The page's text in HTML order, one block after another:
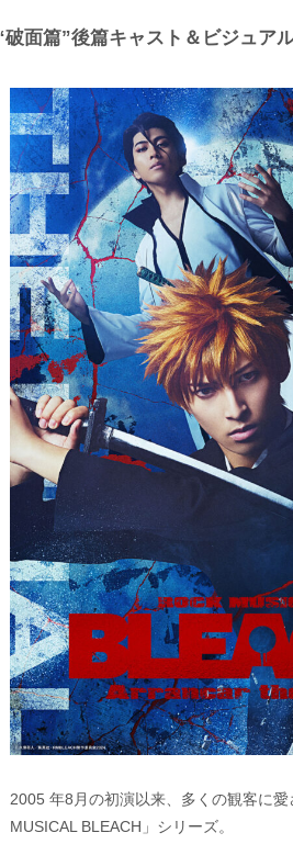
破面篇”後篇キャスト＆ビジュア
2005 年8月の初演以来、多くの観客に
MUSICAL BLEACH」シリーズ。